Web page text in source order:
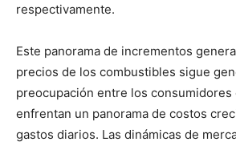
respectivamente.
Este panorama de incrementos
precios de los combustibles sigue
preocupación entre los consumidores
enfrentan un panorama de costos
gastos diarios. Las dinámicas de